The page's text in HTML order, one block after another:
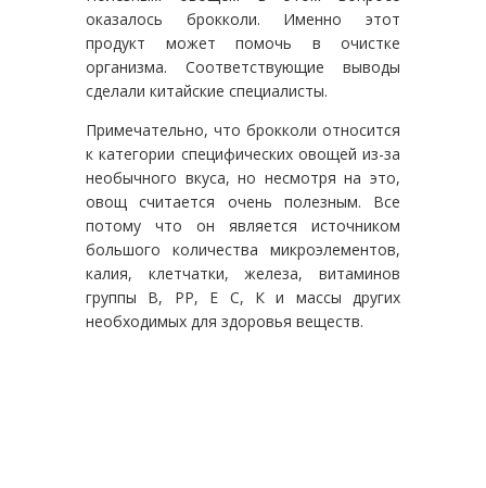
оказалось брокколи. Именно этот
продукт может помочь в очистке
организма. Соответствующие выводы
сделали китайские специалисты.
Примечательно, что брокколи относится
к категории специфических овощей из-за
необычного вкуса, но несмотря на это,
овощ считается очень полезным. Все
потому что он является источником
большого количества микроэлементов,
калия, клетчатки, железа, витаминов
группы В, РР, Е С, К и массы других
необходимых для здоровья веществ.